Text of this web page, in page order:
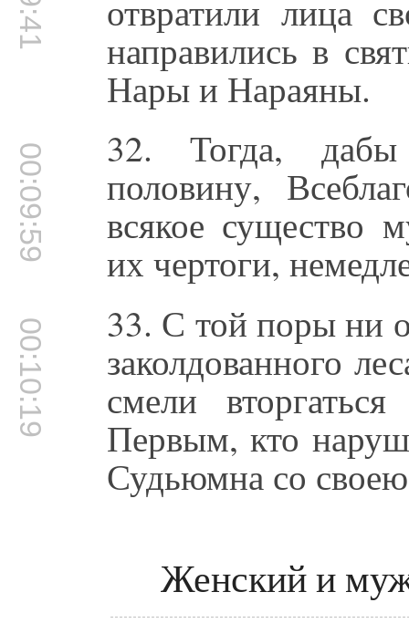
отвратили лица
направились в
Нары и Нараяны.
00:09:59 32. Тогда,
половину,
всякое существо
их чертоги,
00:10:19 33. С той поры ни
заколдованного
смели
Первым, кто
Судьюмна со
Женский и